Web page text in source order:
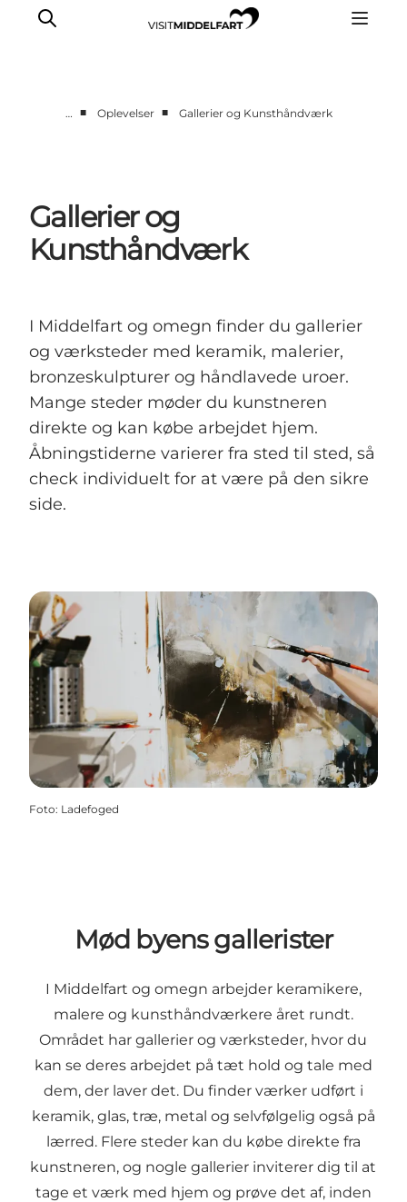
Overnatning
Det Sker
Book oplevelse
… ■ Oplevelser ■ Gallerier og Kunsthåndværk
Gallerier og
Kunsthåndværk
I Middelfart og omegn finder du gallerier
og værksteder med keramik, malerier,
bronzeskulpturer og håndlavede uroer.
Mange steder møder du kunstneren
direkte og kan købe arbejdet hjem.
Åbningstiderne varierer fra sted til sted, så
check individuelt for at være på den sikre
side.
Foto: Ladefoged
Mød byens gallerister
I Middelfart og omegn arbejder keramikere,
malere og kunsthåndværkere året rundt.
Området har gallerier og værksteder, hvor du
kan se deres arbejdet på tæt hold og tale med
dem, der laver det. Du finder værker udført i
keramik, glas, træ, metal og selvfølgelig også på
lærred. Flere steder kan du købe direkte fra
kunstneren, og nogle gallerier inviterer dig til at
tage et værk med hjem og prøve det af, inden